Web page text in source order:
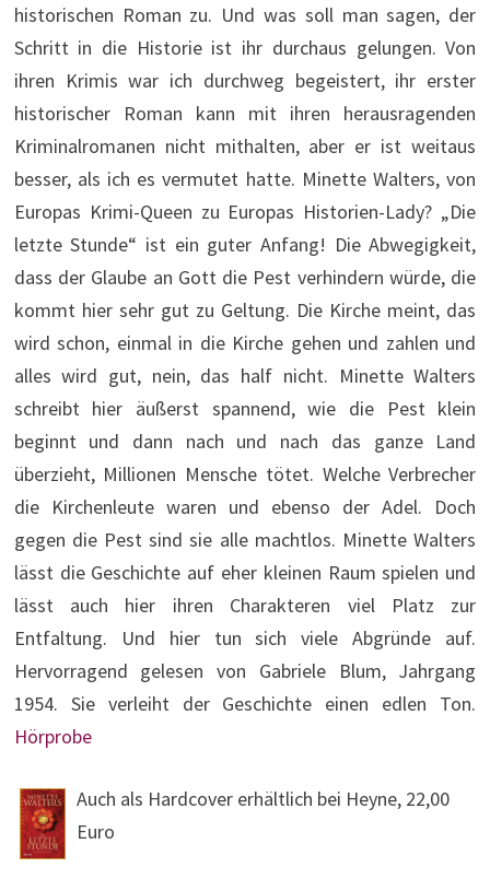
historischen Roman zu. Und was soll man sagen, der
Schritt in die Historie ist ihr durchaus gelungen. Von
ihren Krimis war ich durchweg begeistert, ihr erster
historischer Roman kann mit ihren herausragenden
Kriminalromanen nicht mithalten, aber er ist weitaus
besser, als ich es vermutet hatte. Minette Walters, von
Europas Krimi-Queen zu Europas Historien-Lady? „Die
letzte Stunde“ ist ein guter Anfang! Die Abwegigkeit,
dass der Glaube an Gott die Pest verhindern würde, die
kommt hier sehr gut zu Geltung. Die Kirche meint, das
wird schon, einmal in die Kirche gehen und zahlen und
alles wird gut, nein, das half nicht. Minette Walters
schreibt hier äußerst spannend, wie die Pest klein
beginnt und dann nach und nach das ganze Land
überzieht, Millionen Mensche tötet. Welche Verbrecher
die Kirchenleute waren und ebenso der Adel. Doch
gegen die Pest sind sie alle machtlos. Minette Walters
lässt die Geschichte auf eher kleinen Raum spielen und
lässt auch hier ihren Charakteren viel Platz zur
Entfaltung. Und hier tun sich viele Abgründe auf.
Hervorragend gelesen von Gabriele Blum, Jahrgang
1954. Sie verleiht der Geschichte einen edlen Ton.
Hörprobe
Auch als Hardcover erhältlich bei Heyne, 22,00
Euro